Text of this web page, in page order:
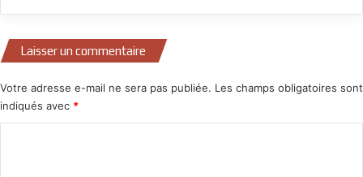
Laisser un commentaire
Votre adresse e-mail ne sera pas publiée. Les champs obligatoires sont
indiqués avec *